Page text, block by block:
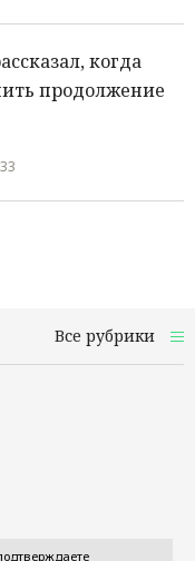
когда
продолжение
Все рубрики